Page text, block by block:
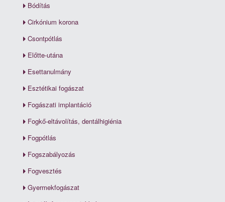
Bódítás
Cirkónium korona
Csontpótlás
Előtte-utána
Esettanulmány
Esztétikai fogászat
Fogászati implantáció
Fogkő-eltávolítás, dentálhigiénia
Fogpótlás
Fogszabályozás
Fogvesztés
Gyermekfogászat